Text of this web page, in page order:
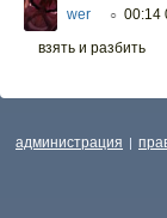
wer ○ 00:14
взять и разбить
администрация |